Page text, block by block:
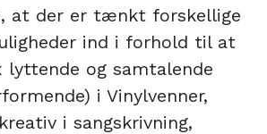
at der er tænkt forskellige
ind i forhold til at
lyttende og samtalende
i Vinylvenner,
i sangskrivning,